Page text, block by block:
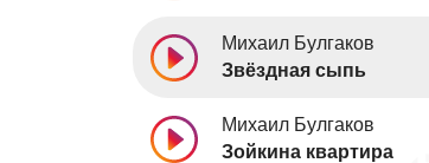
Михаил Булгаков
Звёздная сыпь
Михаил Булгаков
Зойкина квартира